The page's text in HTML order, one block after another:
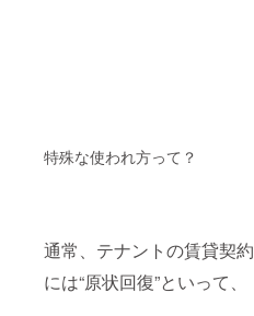
特殊な使われ方って？
通常、テナントの賃貸契約
には“原状回復”といって、